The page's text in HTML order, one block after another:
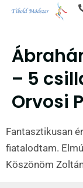
– 5
Orvosi
Fantasztikusan
fiatalodtam.
Köszönöm